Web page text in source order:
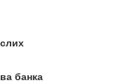
банка